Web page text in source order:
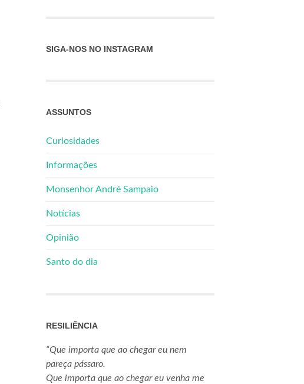
SIGA-NOS NO INSTAGRAM
ASSUNTOS
Curiosidades
Informações
Monsenhor André Sampaio
Notícias
Opinião
Santo do dia
RESILIÊNCIA
“Que importa que ao chegar eu nem
pareça pássaro.
Que importa que ao chegar eu venha me